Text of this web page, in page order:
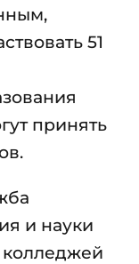
51
принять
и науки
колледжей